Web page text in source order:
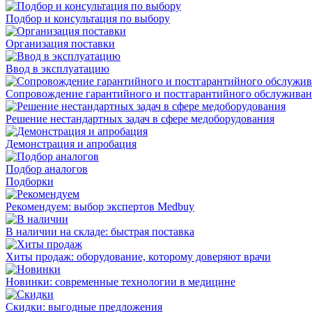
Подбор и консультация по выбору
Организация поставки
Ввод в эксплуатацию
Сопровождение гарантийного и постгарантийного
Решение нестандартных задач в сфере медоборудования
Демонстрация и апробация
Подбор аналогов
Подборки
Рекомендуем: выбор экспертов Medbuy
В наличии на складе: быстрая поставка
Хиты продаж: оборудование, которому доверяют врачи
Новинки: современные технологии в медицине
Скидки: выгодные предложения